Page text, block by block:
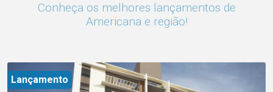
Conheça os melhores lançamentos de
Americana e região!
Lançamento